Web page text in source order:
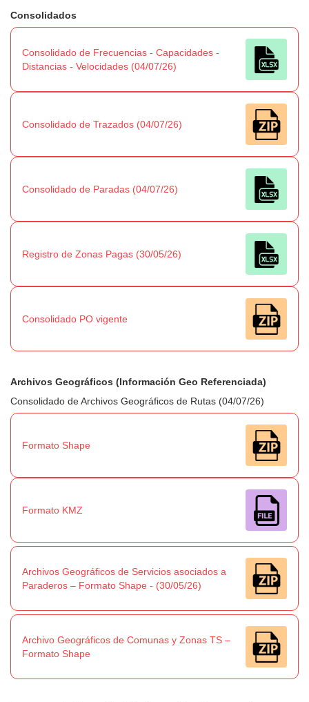
Consolidados
Consolidado de Frecuencias - Capacidades -
Distancias - Velocidades (04/07/26)
Consolidado de Trazados (04/07/26)
Consolidado de Paradas (04/07/26)
Registro de Zonas Pagas (30/05/26)
Consolidado PO vigente
Archivos Geográficos (Información Geo Referenciada)
Consolidado de Archivos Geográficos de Rutas (04/07/26)
Formato Shape
Formato KMZ
Archivos Geográficos de Servicios asociados a
Paraderos – Formato Shape - (30/05/26)
Archivo Geográficos de Comunas y Zonas TS –
Formato Shape